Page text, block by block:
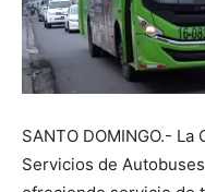
SANTO DOMINGO.-
Servicios de